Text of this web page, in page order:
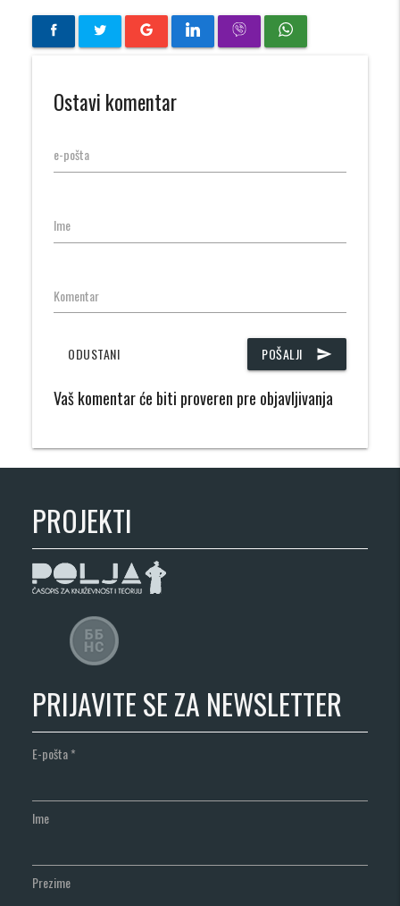
Ostavi komentar
e-pošta
Ime
Komentar
POŠALJI send
ODUSTANI
Vaš komentar će biti proveren pre objavljivanja
PROJEKTI
PRIJAVITE SE ZA NEWSLETTER
E-pošta*
Ime
Prezime